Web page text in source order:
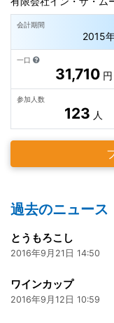
会計期間
2015
一口
31,710円
参加人数
123 人
過去のニュース
とうもろこし
2016年9月21日 14:50
ワインカップ
2016年9月12日 10:59